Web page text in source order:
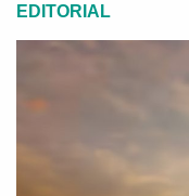
EDITORIAL